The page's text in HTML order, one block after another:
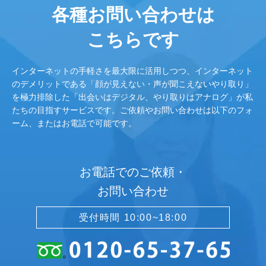
各種お問い合わせは
こちらです
インターネットの手軽さを最大限に活用しつつ、インターネット
のデメリットである「顔が見えない・声が聞こえないやり取り」
を極力排除した「出会いはデジタル、やり取りはアナログ」が私
たちの目指すサービスです。ご依頼やお問い合わせは以下のフォ
ーム、またはお電話で可能です。
お電話でのご依頼・
お問い合わせ
受付時間 10:00~18:00